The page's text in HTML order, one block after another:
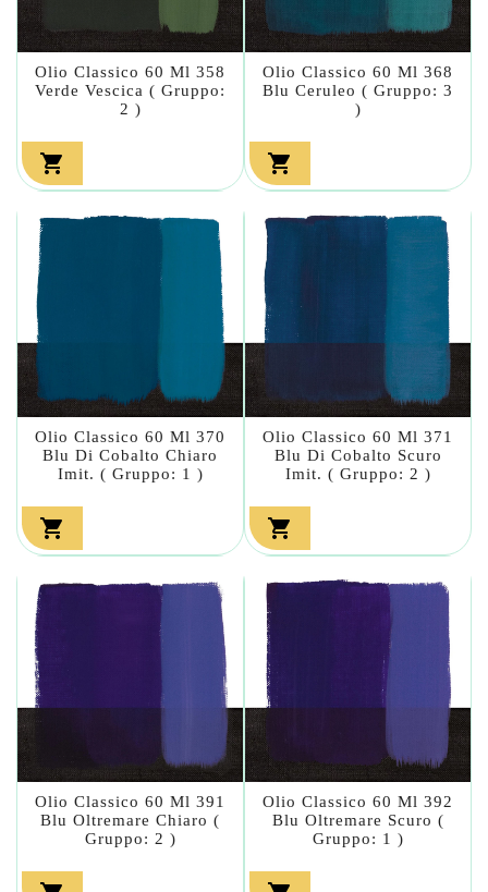
Olio Classico 60 Ml 358
Verde Vescica ( Gruppo:
2 )

Olio Classico 60 Ml 368
Blu Ceruleo ( Gruppo: 3
)

Olio Classico 60 Ml 370
Blu Di Cobalto Chiaro
Imit. ( Gruppo: 1 )

Olio Classico 60 Ml 371
Blu Di Cobalto Scuro
Imit. ( Gruppo: 2 )

Olio Classico 60 Ml 391
Blu Oltremare Chiaro (
Gruppo: 2 )
Olio Classico 60 Ml 392
Blu Oltremare Scuro (
Gruppo: 1 )